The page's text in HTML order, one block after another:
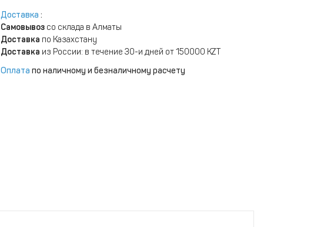
Доставка :
Самовывозсо склада в Алматы
Доставка по Казахстану
Доставка из России: в течение 30-и дней от 150000 KZT
Оплата по наличному и безналичному расчету